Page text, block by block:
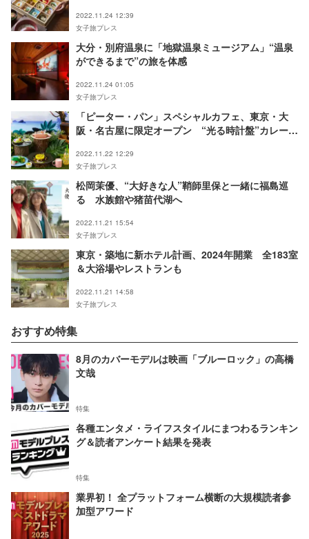
2022.11.24 12:39
女子旅プレス
大分・別府温泉に「地獄温泉ミュージアム」“温泉
ができるまで”の旅を体感
2022.11.24 01:05
女子旅プレス
「ピーター・パン」スペシャルカフェ、東京・大
阪・名古屋に限定オープン “光る時計盤”カレーや
2022.11.22 12:29
女子旅プレス
松岡茉優、“大好きな人”鞘師里保と一緒に福島巡
る 水族館や猪苗代湖へ
2022.11.21 15:54
女子旅プレス
東京・築地に新ホテル計画、2024年開業 全183室
＆大浴場やレストランも
2022.11.21 14:58
女子旅プレス
おすすめ特集
8月のカバーモデルは映画「ブルーロック」の高橋
文哉
特集
各種エンタメ・ライフスタイルにまつわるランキン
グ＆読者アンケート結果を発表
特集
業界初！ 全プラットフォーム横断の大規模読者参
加型アワード